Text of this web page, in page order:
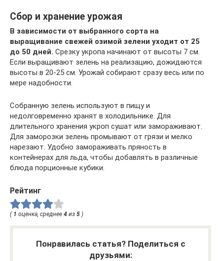
Сбор и хранение урожая
В зависимости от выбранного сорта на
выращивание свежей озимой зелени уходит от 25
до 50 дней. Срезку укропа начинают от высоты 7 см.
Если выращивают зелень на реализацию, дожидаются
высоты в 20-25 см. Урожай собирают сразу весь или по
мере надобности.
Собранную зелень используют в пищу и
недолговременно хранят в холодильнике. Для
длительного хранения укроп сушат или замораживают.
Для заморозки зелень промывают от грязи и мелко
нарезают. Удобно замораживать пряность в
контейнерах для льда, чтобы добавлять в различные
блюда порционные кубики.
Рейтинг
( 1 оценка, среднее 4 из 5 )
Понравилась статья? Поделиться с
друзьями: